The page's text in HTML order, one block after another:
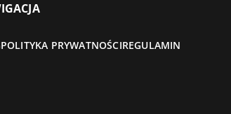
POLITYKA PRYWATNOŚCIREGULAMIN